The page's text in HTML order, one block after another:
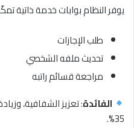
يوفر النظام بوابات خدمة ذاتية
طلب الإجازات
تحديث ملفه الشخصي
مراجعة قسائم راتبه
الفائدة: تعزيز الشفافية،
35%.